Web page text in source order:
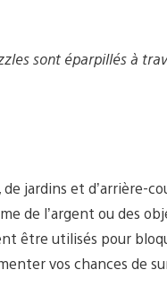
sont éparpillés à
jardins et d’arrière-
de l’argent ou des
être utilisés pour
vos chances de